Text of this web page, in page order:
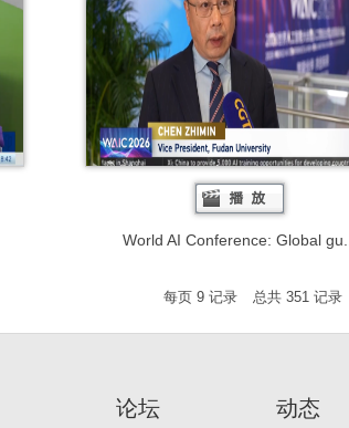
World AI Conference: Global gu...
每页 9 记录 总共 351 记录
论坛 动态